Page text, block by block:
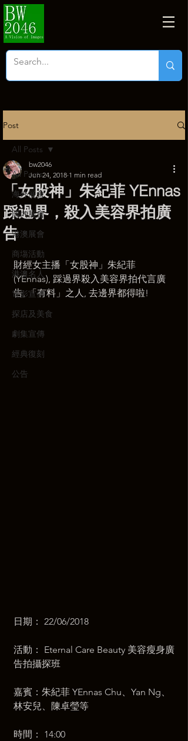
Post
All Posts
海外展會
國內展會
港澳展會
商塲活動
港澳名人
電影宣傳
探店及美食
劇集宣傳
經典復刻
公告
All Posts
「女股神」朱紀菲 YEnnas
踩過界，殺入美容界拍廣
告
bw2046
Jun 24, 2018 1 min read
財經女主播「女股神」朱紀菲
(YEnnas), 踩過界殺入美容界拍代言廣
告, 「有料」之人, 去邊界都得啦!
日期： 22/06/2018
活動： Eternal Care Beauty 美容瘦身廣
告拍攝探班
嘉賓：朱紀菲 YEnnas Chu、Yan Ng、
林安兒、陳卓瑩等
時間： 14:00